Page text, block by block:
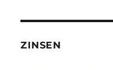
ZINSEN